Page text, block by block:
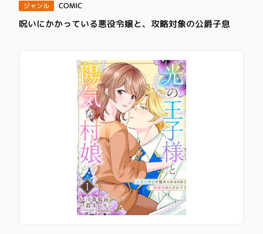
ジャンル COMIC
呪いにかかっている悪役令嬢と、攻略対象の公爵子息